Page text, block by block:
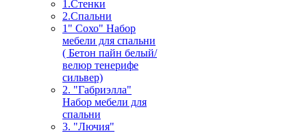
1.Стенки
2.Спальни
1" Сохо" Набор
мебели для спальни
( Бетон пайн белый/
велюр тенерифе
сильвер)
2. "Габриэлла"
Набор мебели для
спальни
3. "Лючия"